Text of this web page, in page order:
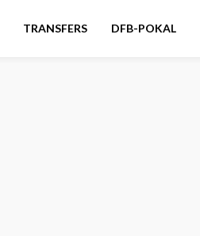
TRANSFERS DFB-POKAL